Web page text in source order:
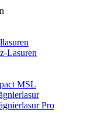
Lasuren
MSL
Pro